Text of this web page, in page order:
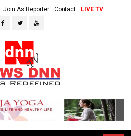
Join As Reporter Contact LIVE TV